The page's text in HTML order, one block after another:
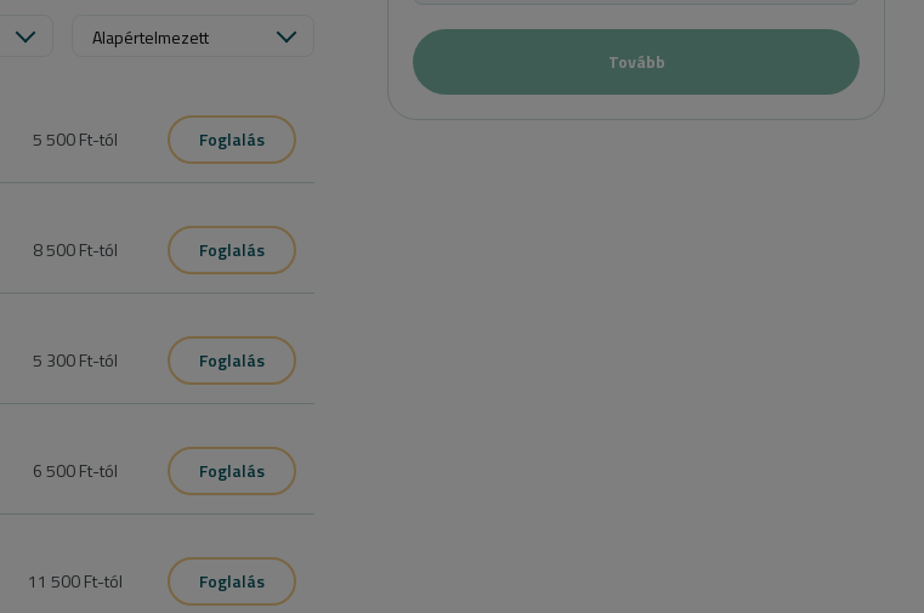
Alapértelmezett
5 500 Ft-tól
Foglalás
8 500 Ft-tól Foglalás
5 300 Ft-tól Foglalás
6 500 Ft-tól Foglalás
11 500 Ft-tól Foglalás
Tovább